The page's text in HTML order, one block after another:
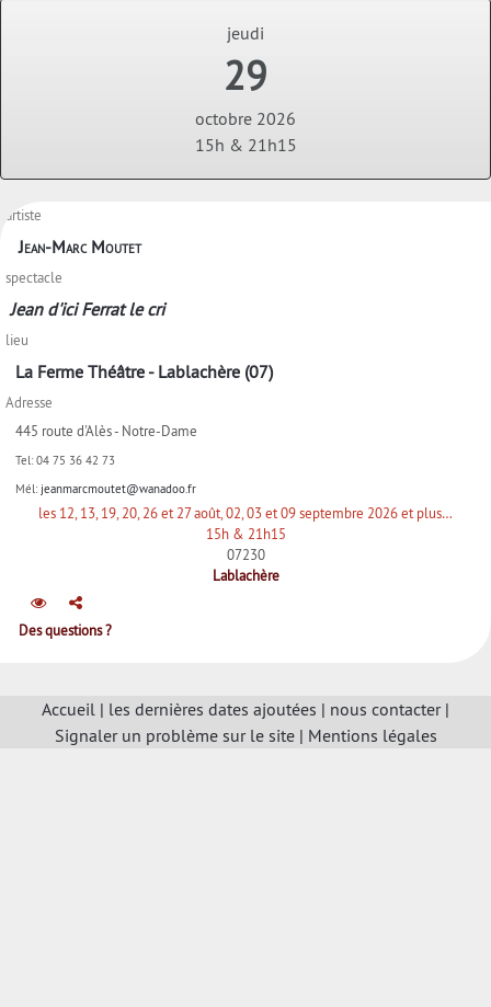
jeudi
29
octobre 2026
15h & 21h15
artiste
Jean-Marc Moutet
spectacle
Jean d'ici Ferrat le cri
lieu
La Ferme Théâtre - Lablachère (07)
Adresse
445 route d'Alès - Notre-Dame
Tel: 04 75 36 42 73
Mél: jeanmarcmoutet@wanadoo.fr
les 12, 13, 19, 20, 26 et 27 août, 02, 03 et 09 septembre 2026 et plus…
15h & 21h15
07230
Lablachère
Des questions ?
Accueil | les dernières dates ajoutées | nous contacter|
Signaler un problème sur le site| Mentions légales